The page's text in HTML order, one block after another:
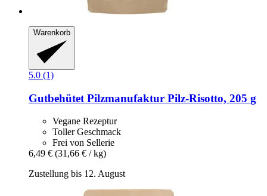
Warenkorb
5.0 (1)
Gutbehütet Pilzmanufaktur Pilz-​Risotto, 205 g
Vegane Rezeptur
Toller Geschmack
Frei von Sellerie
6,49 € (31,66 € / kg)
Zustellung bis 12. August